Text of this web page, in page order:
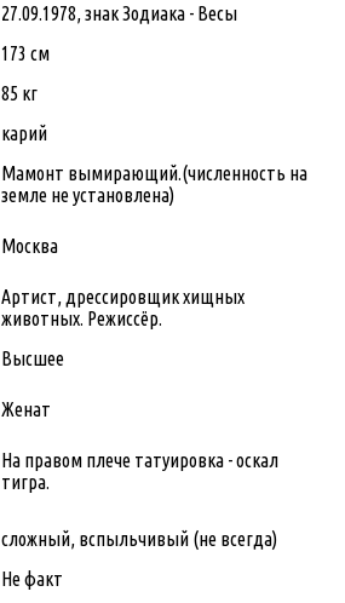
27.09.1978, знак Зодиака - Весы
173 см
85 кг
карий
Мамонт вымирающий.(численность на
земле не установлена)
Москва
Артист, дрессировщик хищных
животных. Режиссёр.
Высшее
Женат
На правом плече татуировка - оскал
тигра.
сложный, вспыльчивый (не всегда)
Не факт